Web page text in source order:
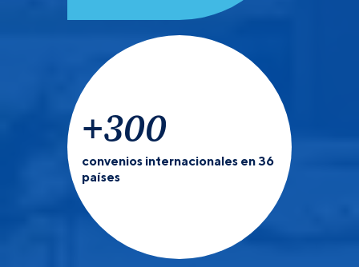
+300
convenios internacionales en 36
países